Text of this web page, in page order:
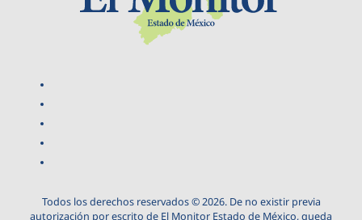
Todos los derechos reservados © 2026. De no existir previa
autorización por escrito de El Monitor Estado de México, queda